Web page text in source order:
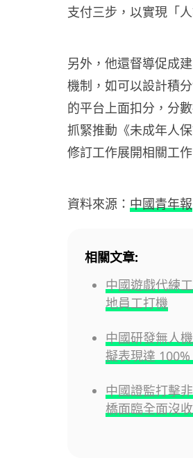
支付三步，以實現「
另外，他還督導促成
機制，如可以設計積
的平台上面扣分，分
抓緊推動《未成年人
修訂工作展開相關工
資料來源： 中國青年報
相關文章:
中國遊戲代練
地員工打機
中國研發無人
擬表現達
中國證監打擊
橋面臨全面沒